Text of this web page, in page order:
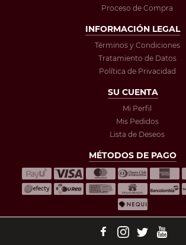
Proceso de Compra
INFORMACIÓN LEGAL
Términos y Condiciones
Tratamiento de Datos
Política de Privacidad
SU CUENTA
Mi Perfil
Mis Pedidos
Lista de Deseos
MÉTODOS DE PAGO